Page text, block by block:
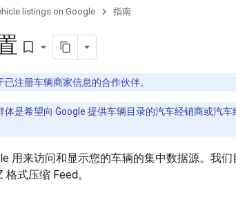
listings on Google 指南
bookmark_border
已注册车辆商家信息的合作伙伴。
体是希望向 Google 提供车辆目录的汽车经销商或汽
用来访问和显示您的车辆的集中数据源。我们
式压缩 Feed。